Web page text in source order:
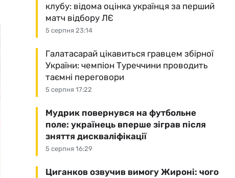
5 серпня 23:14
клубу: відома оцінка українця за перший
матч відбору ЛЄ
5 серпня 17:22
Галатасарай цікавиться гравцем збірної
України: чемпіон Туреччини проводить
таємні переговори
5 серпня 16:29
Мудрик повернувся на футбольне
поле: українець вперше зіграв після
зняття дискваліфікації
Циганков озвучив вимогу Жироні: чого